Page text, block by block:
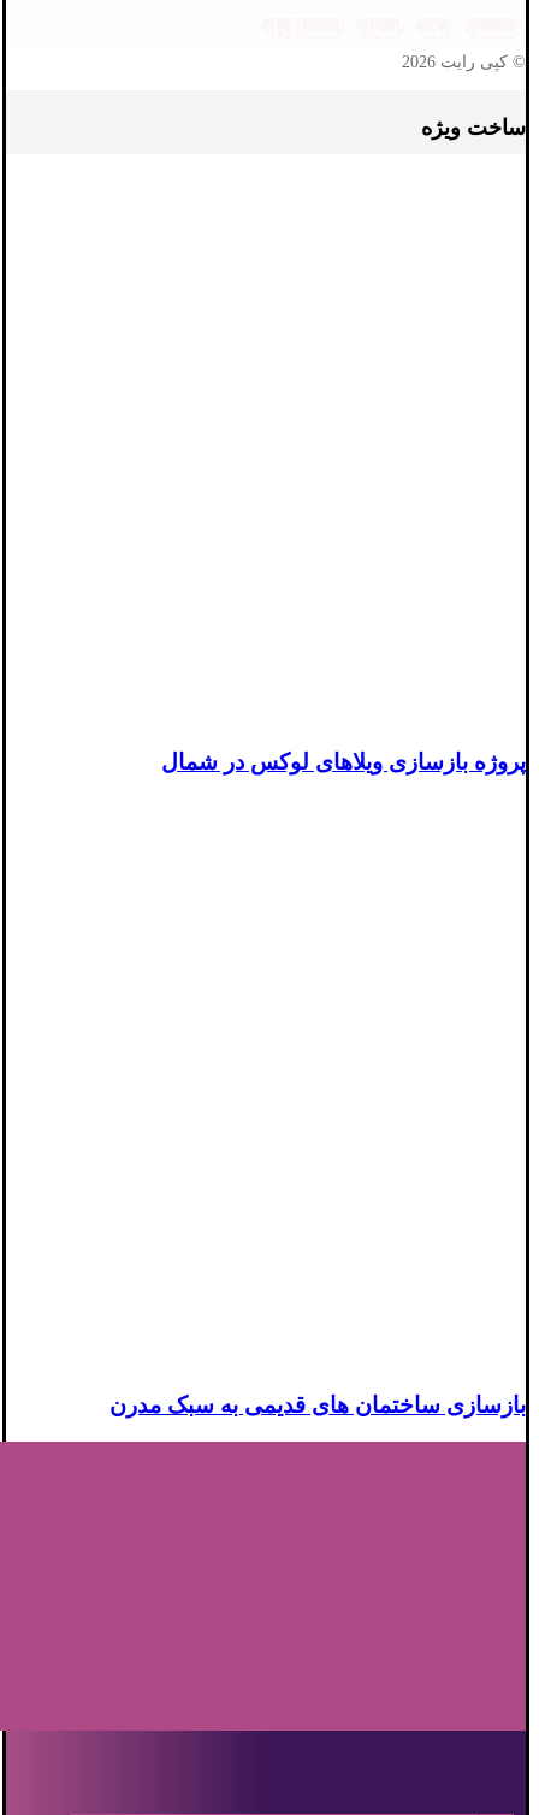
© کپی رایت 2026
ساخت ویژه
پروژه بازسازی ویلاهای لوکس در شمال
بازسازی ساختمان های قدیمی به سبک مدرن